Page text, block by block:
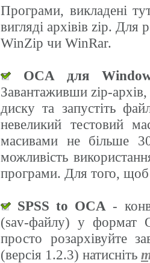
Програми, викладені
вигляді архівів zip. Для
WinZip чи WinRar.
OCA для
Завантаживши zip-
диску та запустіть
невеликий тестовий
масивами не більше
можливість
програми. Для того, щоб
SPSS to OCA -
(sav-файлу) у формат
просто розархівуйте
(версія 1.2.3) натисніть